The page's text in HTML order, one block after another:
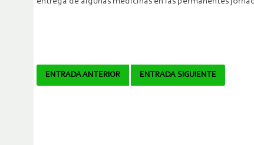
Navegador
ENTRADA ANTERIOR ENTRADA SIGUIENTE